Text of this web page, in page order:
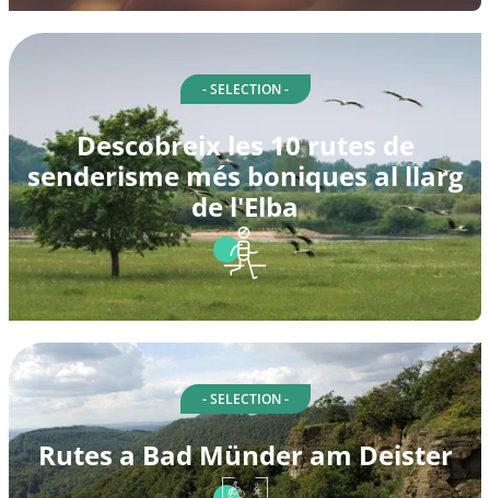
- SELECTION -
Descobreix les 10 rutes de
senderisme més boniques al llarg
de l'Elba
- SELECTION -
Rutes a Bad Münder am Deister